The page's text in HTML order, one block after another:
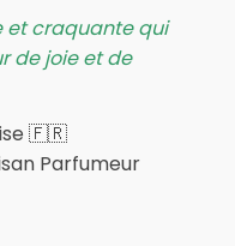
et craquante qui
de joie et de
🇫🇷
Parfumeur